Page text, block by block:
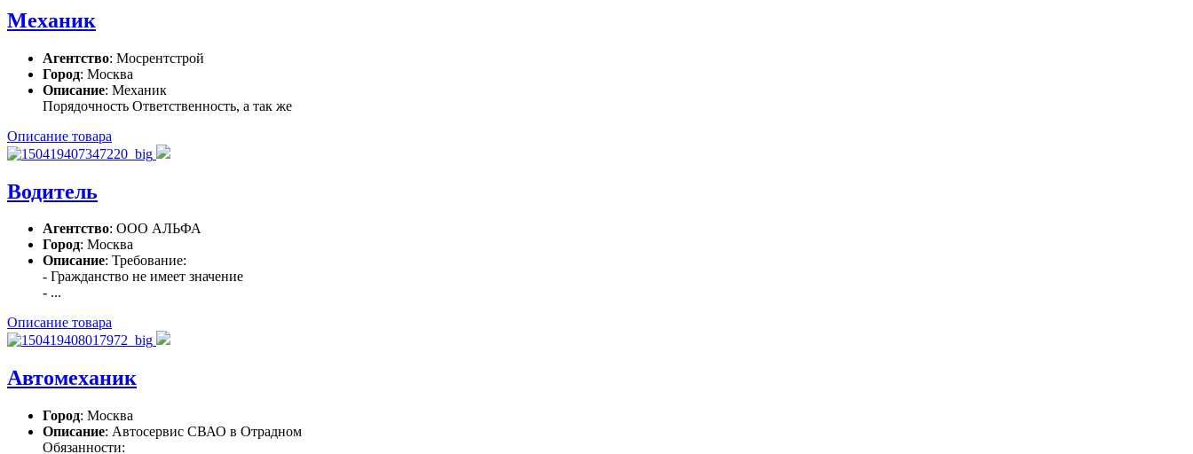
Механик
Агентство: Мосрентстрой
Город: Москва
Описание: Механик
Порядочность Ответственность, а так же
Описание товара
Водитель
Агентство: ООО АЛЬФА
Город: Москва
Описание: Требование:
- Гражданство не имеет значение
- ...
Описание товара
Автомеханик
Город: Москва
Описание: Автосервис СВАО в Отрадном
Обязанности: